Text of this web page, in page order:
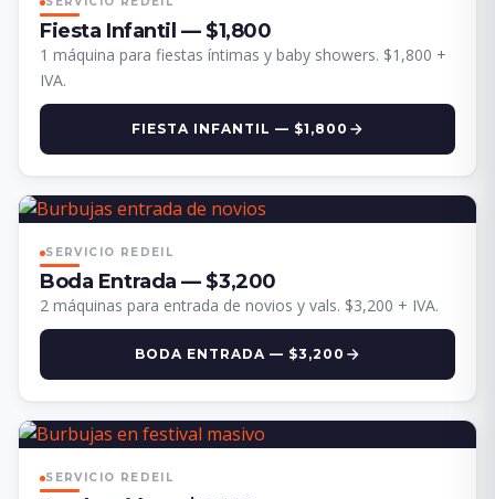
Fiesta Infantil — $1,800
1 máquina para fiestas íntimas y baby showers. $1,800 +
IVA.
FIESTA INFANTIL — $1,800
SERVICIO REDEIL
Boda Entrada — $3,200
2 máquinas para entrada de novios y vals. $3,200 + IVA.
BODA ENTRADA — $3,200
SERVICIO REDEIL